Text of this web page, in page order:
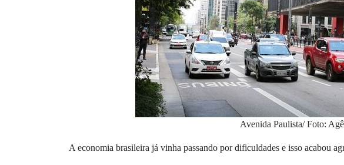
Avenida Paulista/ Foto:
A economia brasileira já vinha passando por dificuldades e isso acabou